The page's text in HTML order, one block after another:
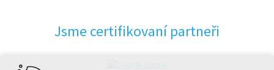
Jsme certifikovaní partneři